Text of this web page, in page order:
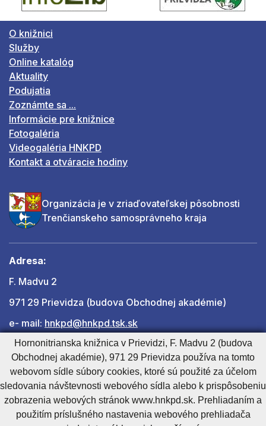
O knižnici
Služby
Online katalóg
Aktuality
Podujatia
Zoznámte sa ...
Informácie pre knižnice
Fotogaléria
Videogaléria HNKPD
Kontakt a otváracie hodiny
Organizácia je v zriaďovateľskej pôsobnosti
Trenčianskeho samosprávneho kraja
Adresa:
F. Madvu 2
971 29 Prievidza (budova Obchodnej akadémie)
e- mail: hnkpd@hnkpd.tsk.sk
Ďalšie kontakty
Cookies nastavenieCookies - viac informáciíVyhlásenie o prístupnosti
Technický prevádzkovateľ
Správca obsahu
Hornonitrianska knižnica v Prievidzi, F. Madvu 2 (budova
Obchodnej akadémie), 971 29 Prievidza používa na tomto
webovom sídle súbory cookies, ktoré sú použité za účelom
sledovania návštevnosti webového sídla alebo k prispôsobeniu
zobrazenia webových stránok www.hnkpd.sk. Prehliadaním a
použitím príslušného nastavenia webového prehliadača